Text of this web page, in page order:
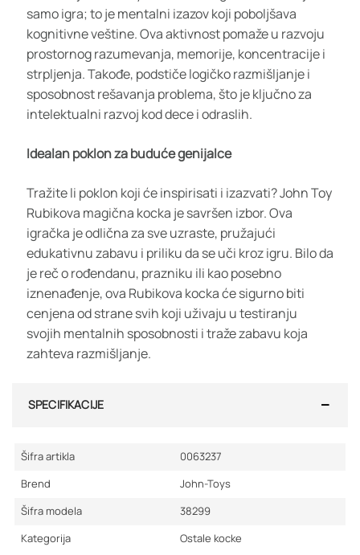
samo igra; to je mentalni izazov koji poboljšava
kognitivne veštine. Ova aktivnost pomaže u razvoju
prostornog razumevanja, memorije, koncentracije i
strpljenja. Takođe, podstiče logičko razmišljanje i
sposobnost rešavanja problema, što je ključno za
intelektualni razvoj kod dece i odraslih.
Idealan poklon za buduće genijalce
Tražite li poklon koji će inspirisati i izazvati? John Toy
Rubikova magična kocka je savršen izbor. Ova
igračka je odlična za sve uzraste, pružajući
edukativnu zabavu i priliku da se uči kroz igru. Bilo da
je reč o rođendanu, prazniku ili kao posebno
iznenađenje, ova Rubikova kocka će sigurno biti
cenjena od strane svih koji uživaju u testiranju
svojih mentalnih sposobnosti i traže zabavu koja
zahteva razmišljanje.
SPECIFIKACIJE
Šifra artikla
0063237
Brend
John-Toys
Šifra modela
38299
Kategorija
Ostale kocke